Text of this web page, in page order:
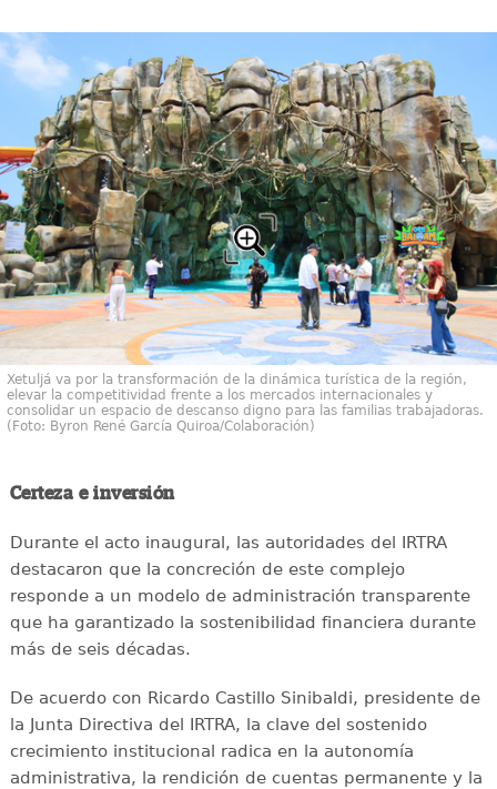
Xetuljá va por la transformación de la dinámica turística de la región,
elevar la competitividad frente a los mercados internacionales y
consolidar un espacio de descanso digno para las familias trabajadoras.
(Foto: Byron René García Quiroa/Colaboración)
Certeza e inversión
Durante el acto inaugural, las autoridades del IRTRA
destacaron que la concreción de este complejo
responde a un modelo de administración transparente
que ha garantizado la sostenibilidad financiera durante
más de seis décadas.
De acuerdo con Ricardo Castillo Sinibaldi, presidente de
la Junta Directiva del IRTRA, la clave del sostenido
crecimiento institucional radica en la autonomía
administrativa, la rendición de cuentas permanente y la